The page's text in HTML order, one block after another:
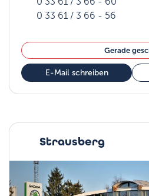
0 33 61 / 3 66 - 56
Gerade
E-Mail schreiben
Strausberg